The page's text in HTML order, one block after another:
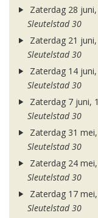
Zaterdag 28
Sleutelstad 30
Zaterdag 21
Sleutelstad 30
Zaterdag 14
Sleutelstad 30
Zaterdag 7 juni,
Sleutelstad 30
Zaterdag 31
Sleutelstad 30
Zaterdag 24
Sleutelstad 30
Zaterdag 17
Sleutelstad 30